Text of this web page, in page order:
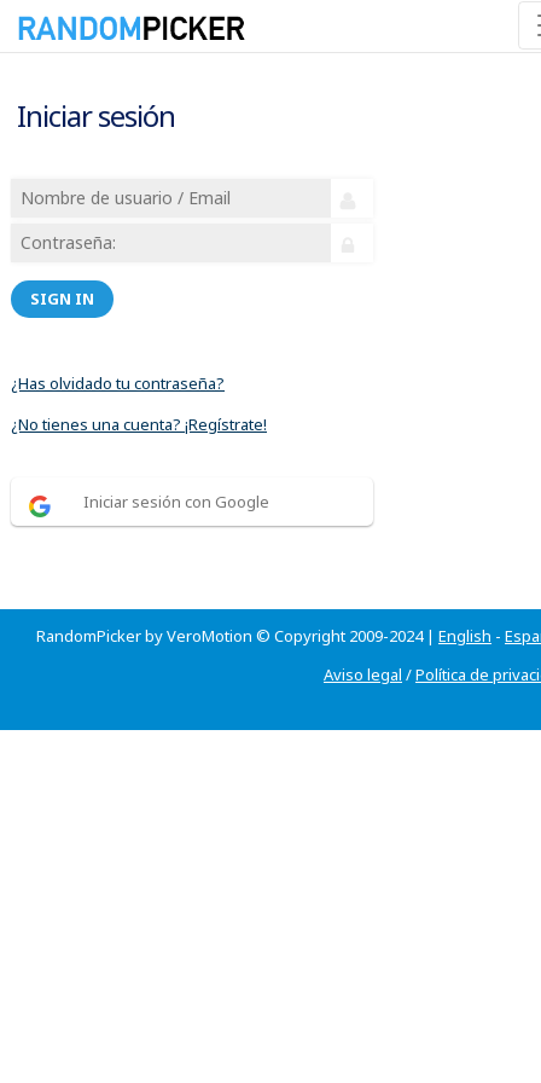
Iniciar sesión
SIGN IN
¿Has olvidado tu contraseña?
¿No tienes una cuenta? ¡Regístrate!
Iniciar sesión con Google
RandomPicker by VeroMotion © Copyright 2009-2024 | English -
Aviso legal /Política de